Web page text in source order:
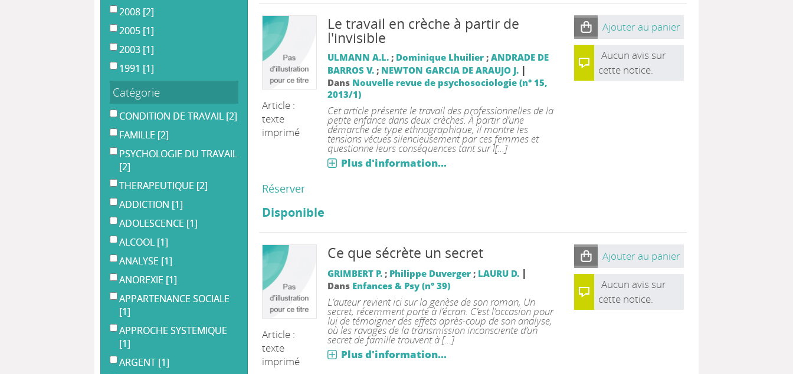
Article :
texte
imprimé
Le travail en crèche à partir de
l'invisible
ULMANN A.L.; Dominique Lhuilier; ANDRADE DE
BARROS V.; NEWTON GARCIA DE ARAUJO J. |
Dans Nouvelle revue de psychosociologie (n° 15,
2013/1)
Cet article présente le travail des professionnelles de la
petite enfance dans deux crèches. À partir d’une
démarche de type ethnographique, il montre les
tensions vécues silencieusement par ces femmes et
questionne leurs conséquences tant sur l[...]
Plus d'information...
Ajouter au panier
Aucun avis sur
cette notice.
Réserver
Disponible
Article :
texte
imprimé
Ce que sécrète un secret
GRIMBERT P.; Philippe Duverger; LAURU D. |
Dans Enfances & Psy (n° 39)
L’auteur revient ici sur la genèse de son roman, Un
secret, récemment porté à l’écran. C’est l’occasion pour
lui de témoigner des effets après-coup de son analyse,
où les ravages de la transmission inconsciente d’un
secret de famille trouvent à [...]
Plus d'information...
Ajouter au panier
Aucun avis sur
cette notice.
2008 [2]
2005 [1]
2003 [1]
1991 [1]
Catégorie
CONDITION DE TRAVAIL [2]
FAMILLE [2]
PSYCHOLOGIE DU TRAVAIL
[2]
THERAPEUTIQUE [2]
ADDICTION [1]
ADOLESCENCE [1]
ALCOOL [1]
ANALYSE [1]
ANOREXIE [1]
APPARTENANCE SOCIALE
[1]
APPROCHE SYSTEMIQUE
[1]
ARGENT [1]